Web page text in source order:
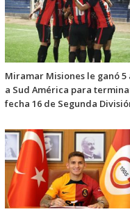
Miramar Misiones le ganó 5
a Sud América para
fecha 16 de Segunda